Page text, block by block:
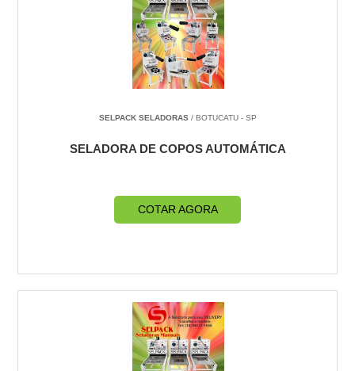
SELPACK SELADORAS/ BOTUCATU - SP
SELADORA DE COPOS AUTOMÁTICA
COTAR AGORA